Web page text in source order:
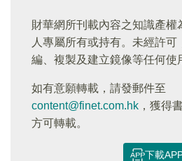
財華網所刊載內容之知識產權
人專屬所有或持有。未經許
編、複製及建立鏡像等任何使
如有意願轉載，請發郵件至
content@finet.com.hk ，獲得
方可轉載。
下載